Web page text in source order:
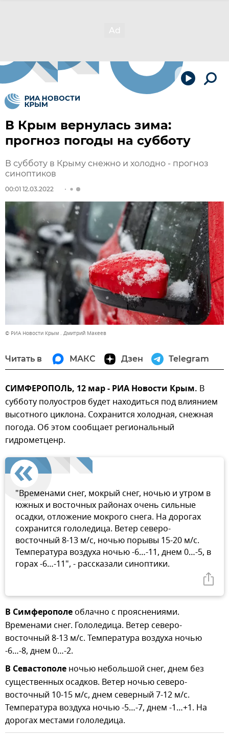
В Крым вернулась зима:
прогноз погоды на субботу
В субботу в Крыму снежно и холодно - прогноз
синоптиков
00:01 12.03.2022
© РИА Новости Крым . Дмитрий Макеев
Читать в МАКС Дзен Telegram
СИМФЕРОПОЛЬ, 12 мар - РИА Новости Крым. В
субботу полуостров будет находиться под влиянием
высотного циклона. Сохранится холодная, снежная
погода. Об этом сообщает региональный
гидрометценр.
"Временами снег, мокрый снег, ночью и утром в
южных и восточных районах очень сильные
осадки, отложение мокрого снега. На дорогах
сохранится гололедица. Ветер северо-
восточный 8-13 м/с, ночью порывы 15-20 м/с.
Температура воздуха ночью -6…-11, днем 0…-5, в
горах -6…-11", - рассказали синоптики.
В Симферополе облачно с прояснениями.
Временами снег. Гололедица. Ветер северо-
восточный 8-13 м/с. Температура воздуха ночью
-6…-8, днем 0…-2.
В Севастополе ночью небольшой снег, днем без
существенных осадков. Ветер ночью северо-
восточный 10-15 м/с, днем северный 7-12 м/с.
Температура воздуха ночью -5…-7, днем -1…+1. На
дорогах местами гололедица.